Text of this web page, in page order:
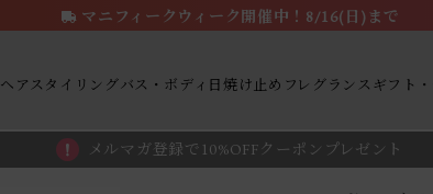
メルマガ登録で10%OFFクーポンプレゼント
マニフィークウィーク開催中！8/16(日)まで
ヘアスタイリングバス・ボディ 日焼け止め フレグランス ギフト